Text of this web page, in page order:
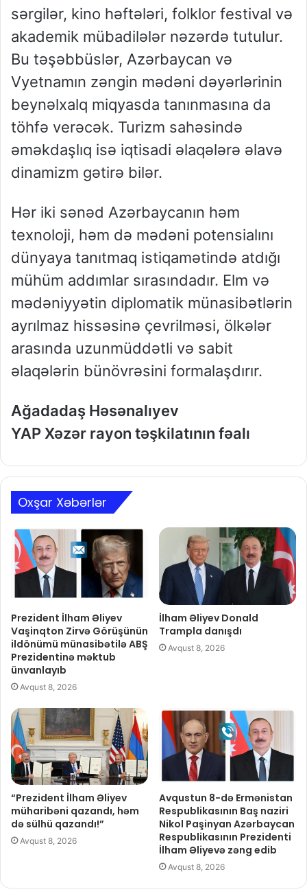
sərgilər, kino həftələri, folklor festival və
akademik mübadilələr nəzərdə tutulur.
Bu təşəbbüslər, Azərbaycan və
Vyetnamın zəngin mədəni dəyərlərinin
beynəlxalq miqyasda tanınmasına da
töhfə verəcək. Turizm sahəsində
əməkdaşlıq isə iqtisadi əlaqələrə əlavə
dinamizm gətirə bilər.
Hər iki sənəd Azərbaycanın həm
texnoloji, həm də mədəni potensialını
dünyaya tanıtmaq istiqamətində atdığı
mühüm addımlar sırasındadır. Elm və
mədəniyyətin diplomatik münasibətlərin
ayrılmaz hissəsinə çevrilməsi, ölkələr
arasında uzunmüddətli və sabit
əlaqələrin bünövrəsini formalaşdırır.
Ağadadaş Həsənalıyev
YAP Xəzər rayon təşkilatının fəalı
Oxşar Xəbərlər
Prezident İlham Əliyev
Vaşinqton Zirvə Görüşünün
ildönümü münasibətilə ABŞ
Prezidentinə məktub
ünvanlayıb
Avqust 8, 2026
İlham Əliyev Donald
Trampla danışdı
Avqust 8, 2026
“Prezident İlham Əliyev
müharibəni qazandı, həm
də sülhü qazandı!”
Avqust 8, 2026
Avqustun 8-də Ermənistan
Respublikasının Baş naziri
Nikol Paşinyan Azərbaycan
Respublikasının Prezidenti
İlham Əliyevə zəng edib
Avqust 8, 2026